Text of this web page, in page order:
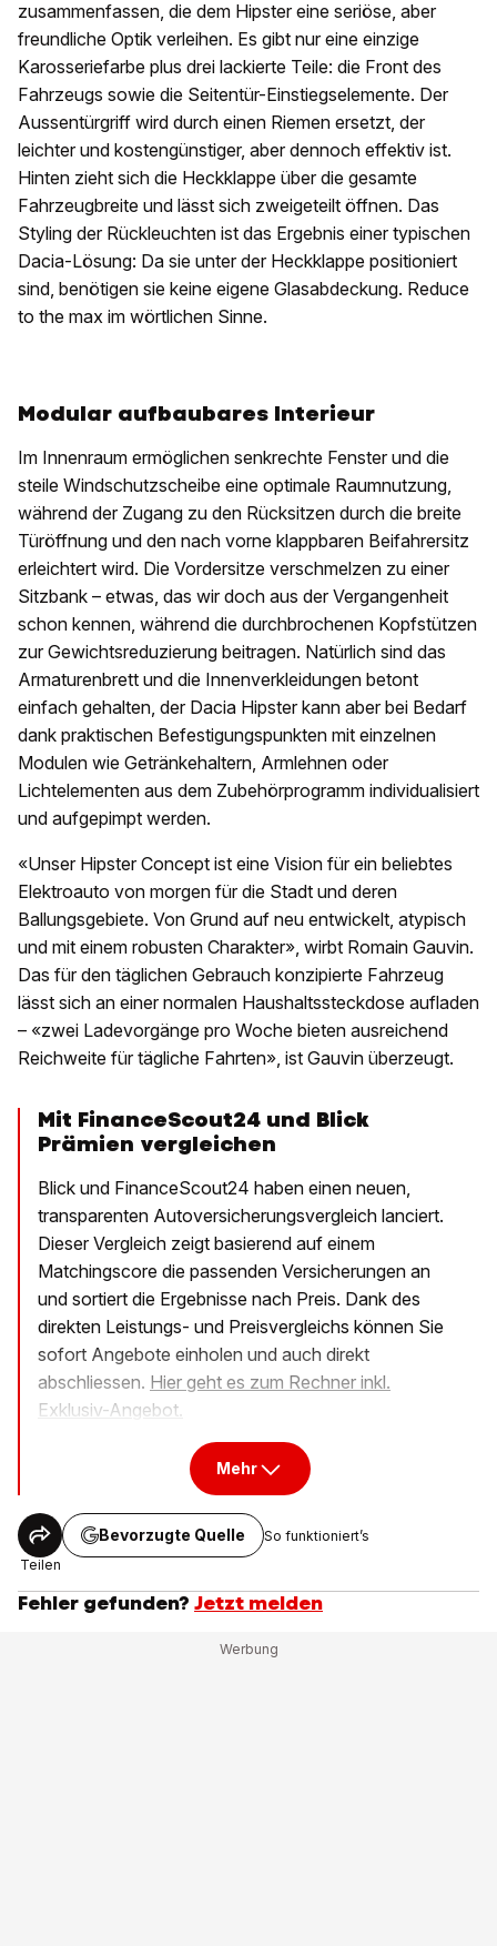
zusammenfassen, die dem Hipster eine seriöse, aber
freundliche Optik verleihen. Es gibt nur eine einzige
Karosseriefarbe plus drei lackierte Teile: die Front des
Fahrzeugs sowie die Seitentür-Einstiegselemente. Der
Aussentürgriff wird durch einen Riemen ersetzt, der
leichter und kostengünstiger, aber dennoch effektiv ist.
Hinten zieht sich die Heckklappe über die gesamte
Fahrzeugbreite und lässt sich zweigeteilt öffnen. Das
Styling der Rückleuchten ist das Ergebnis einer typischen
Dacia-Lösung: Da sie unter der Heckklappe positioniert
sind, benötigen sie keine eigene Glasabdeckung. Reduce
to the max im wörtlichen Sinne.
Modular aufbaubares Interieur
Im Innenraum ermöglichen senkrechte Fenster und die
steile Windschutzscheibe eine optimale Raumnutzung,
während der Zugang zu den Rücksitzen durch die breite
Türöffnung und den nach vorne klappbaren Beifahrersitz
erleichtert wird. Die Vordersitze verschmelzen zu einer
Sitzbank – etwas, das wir doch aus der Vergangenheit
schon kennen, während die durchbrochenen Kopfstützen
zur Gewichtsreduzierung beitragen. Natürlich sind das
Armaturenbrett und die Innenverkleidungen betont
einfach gehalten, der Dacia Hipster kann aber bei Bedarf
dank praktischen Befestigungspunkten mit einzelnen
Modulen wie Getränkehaltern, Armlehnen oder
Lichtelementen aus dem Zubehörprogramm individualisiert
und aufgepimpt werden.
«Unser Hipster Concept ist eine Vision für ein beliebtes
Elektroauto von morgen für die Stadt und deren
Ballungsgebiete. Von Grund auf neu entwickelt, atypisch
und mit einem robusten Charakter», wirbt Romain Gauvin.
Das für den täglichen Gebrauch konzipierte Fahrzeug
lässt sich an einer normalen Haushaltssteckdose aufladen
– «zwei Ladevorgänge pro Woche bieten ausreichend
Reichweite für tägliche Fahrten», ist Gauvin überzeugt.
Mit FinanceScout24 und Blick
Prämien vergleichen
Blick und FinanceScout24 haben einen neuen,
transparenten Autoversicherungsvergleich lanciert.
Dieser Vergleich zeigt basierend auf einem
Matchingscore die passenden Versicherungen an
und sortiert die Ergebnisse nach Preis. Dank des
direkten Leistungs- und Preisvergleichs können Sie
sofort Angebote einholen und auch direkt
abschliessen. Hier geht es zum Rechner inkl.
Exklusiv-Angebot.
Mehr
Teilen
Bevorzugte Quelle So funktioniert’s
Fehler gefunden? Jetzt melden